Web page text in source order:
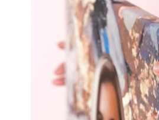
Ваш регион доставки
Выберите из списка:
10х15
13х18
15х15
15х20
20х20
20х30
30х30
30х40
А4
Фото